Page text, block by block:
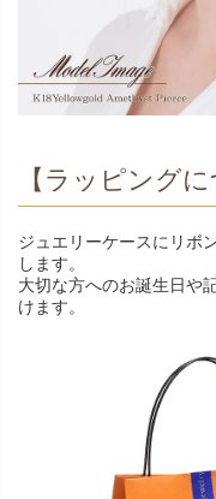
【ラッピングに
ジュエリーケースにリボ
します。
大切な方へのお誕生日や
けます。